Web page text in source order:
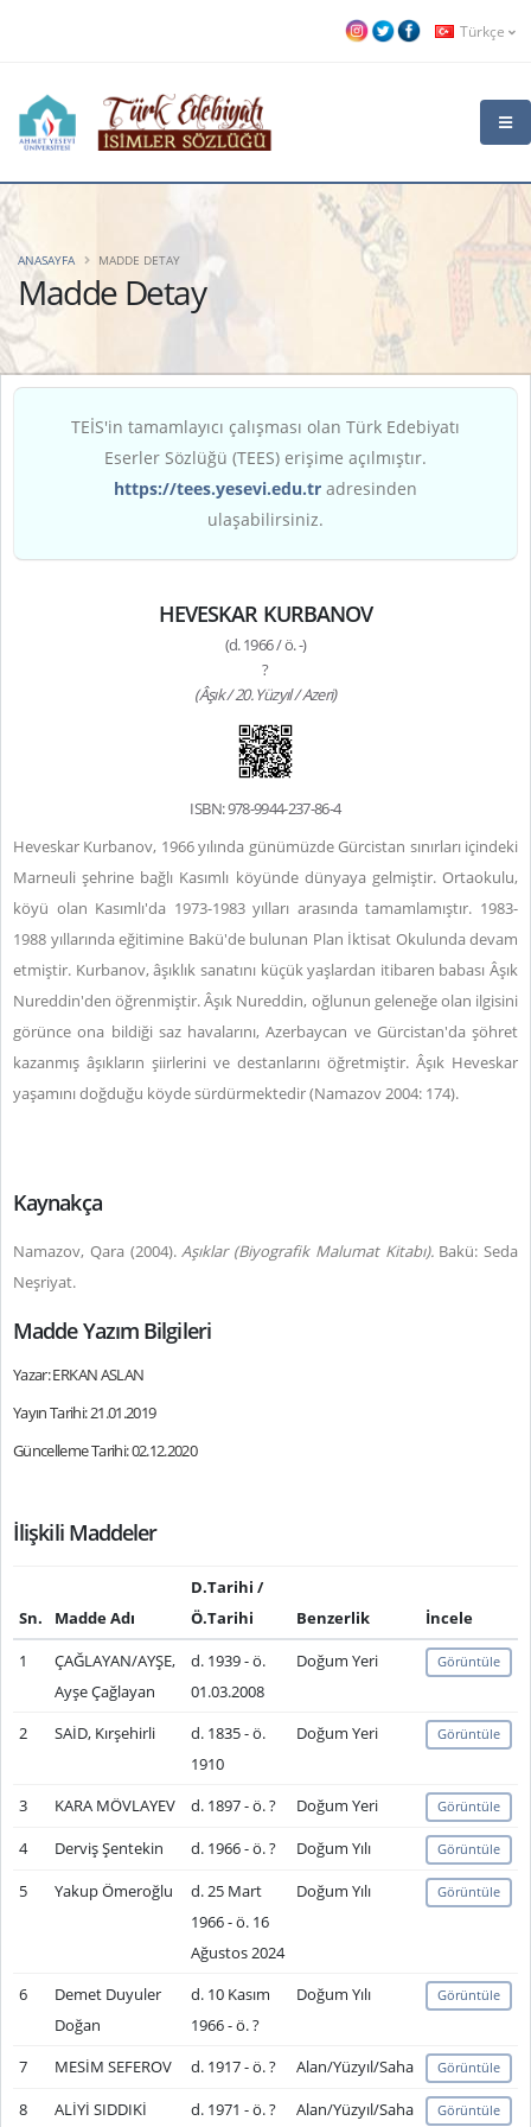
Türkçe
Madde Detay
ANASAYFA MADDE DETAY
TEİS'in tamamlayıcı çalışması olan Türk Edebiyatı
Eserler Sözlüğü (TEES) erişime açılmıştır.
https://tees.yesevi.edu.tr adresinden
ulaşabilirsiniz.
HEVESKAR KURBANOV
(d. 1966 / ö. -)
?
(Âşık / 20. Yüzyıl / Azeri)
ISBN: 978-9944-237-86-4
Heveskar Kurbanov, 1966 yılında günümüzde Gürcistan sınırları içindeki
Marneuli şehrine bağlı Kasımlı köyünde dünyaya gelmiştir. Ortaokulu,
köyü olan Kasımlı'da 1973-1983 yılları arasında tamamlamıştır. 1983-
1988 yıllarında eğitimine Bakü'de bulunan Plan İktisat Okulunda devam
etmiştir. Kurbanov, âşıklık sanatını küçük yaşlardan itibaren babası Âşık
Nureddin'den öğrenmiştir. Âşık Nureddin, oğlunun geleneğe olan ilgisini
görünce ona bildiği saz havalarını, Azerbaycan ve Gürcistan'da şöhret
kazanmış âşıkların şiirlerini ve destanlarını öğretmiştir. Âşık Heveskar
yaşamını doğduğu köyde sürdürmektedir (Namazov 2004: 174).
Kaynakça
Namazov, Qara (2004).Aşıklar (Biyografik Malumat Kitabı).Bakü: Seda
Neşriyat.
Madde Yazım Bilgileri
Yazar: ERKAN ASLAN
Yayın Tarihi: 21.01.2019
Güncelleme Tarihi: 02.12.2020
İlişkili Maddeler
Sn. Madde Adı
D.Tarihi /
Ö.Tarihi
Benzerlik
İncele
1
ÇAĞLAYAN/AYŞE,
Ayşe Çağlayan
d. 1939 - ö.
01.03.2008
Doğum Yeri Görüntüle
2 SAİD, Kırşehirli
d. 1835 - ö.
1910
Doğum Yeri Görüntüle
3 KARA MÖVLAYEV d. 1897 - ö. ? Doğum Yeri Görüntüle
4 Derviş Şentekin d. 1966 - ö. ? Doğum Yılı Görüntüle
5 Yakup Ömeroğlu
d. 25 Mart
1966 - ö. 16
Ağustos 2024
Doğum Yılı Görüntüle
6
Demet Duyuler
Doğan
d. 10 Kasım
1966 - ö. ?
Doğum Yılı Görüntüle
7 MESİM SEFEROV d. 1917 - ö. ? Alan/Yüzyıl/Saha Görüntüle
8 ALİYİ SIDDIKİ d. 1971 - ö. ? Alan/Yüzyıl/Saha Görüntüle